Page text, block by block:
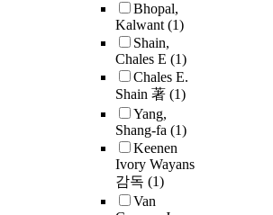
Bhopal,
Kalwant(1)
Shain,
Chales E (1)
Chales E.
Shain 著 (1)
Yang,
Shang-fa (1)
Keenen
Ivory Wayans
감독 (1)
Van